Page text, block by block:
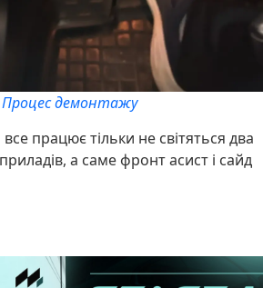
Процес демонтажу
працює тільки не світяться два
а саме фронт асист і сайд